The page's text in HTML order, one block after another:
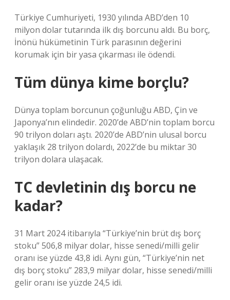
Türkiye Cumhuriyeti, 1930 yılında ABD’den 10
milyon dolar tutarında ilk dış borcunu aldı. Bu borç,
İnönü hükümetinin Türk parasının değerini
korumak için bir yasa çıkarması ile ödendi.
Tüm dünya kime borçlu?
Dünya toplam borcunun çoğunluğu ABD, Çin ve
Japonya’nın elindedir. 2020’de ABD’nin toplam borcu
90 trilyon doları aştı. 2020’de ABD’nin ulusal borcu
yaklaşık 28 trilyon dolardı, 2022’de bu miktar 30
trilyon dolara ulaşacak.
TC devletinin dış borcu ne
kadar?
31 Mart 2024 itibarıyla “Türkiye’nin brüt dış borç
stoku” 506,8 milyar dolar, hisse senedi/milli gelir
oranı ise yüzde 43,8 idi. Aynı gün, “Türkiye’nin net
dış borç stoku” 283,9 milyar dolar, hisse senedi/milli
gelir oranı ise yüzde 24,5 idi.